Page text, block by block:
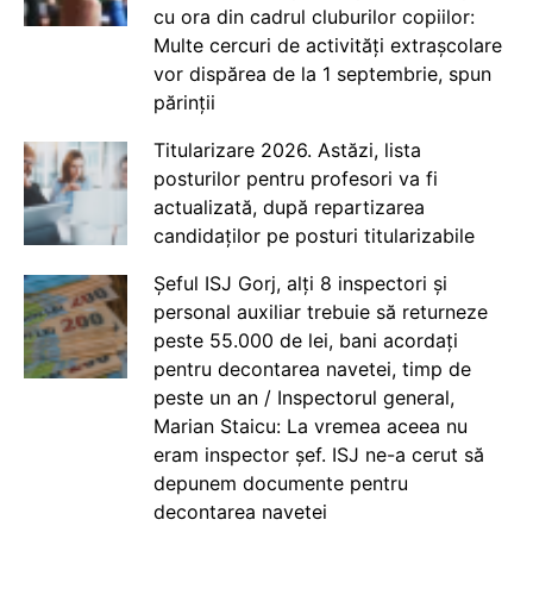
cu ora din cadrul cluburilor copiilor:
Multe cercuri de activități extrașcolare
vor dispărea de la 1 septembrie, spun
părinții
Titularizare 2026. Astăzi, lista
posturilor pentru profesori va fi
actualizată, după repartizarea
candidaților pe posturi titularizabile
Șeful ISJ Gorj, alți 8 inspectori și
personal auxiliar trebuie să returneze
peste 55.000 de lei, bani acordați
pentru decontarea navetei, timp de
peste un an / Inspectorul general,
Marian Staicu: La vremea aceea nu
eram inspector șef. ISJ ne-a cerut să
depunem documente pentru
decontarea navetei